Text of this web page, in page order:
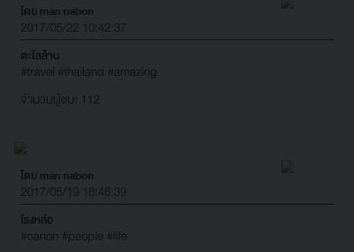
โดย man nabon
2017/05/22 10:42:37
ตะไลล้าน
#travel #thailand #amazing
จำนวนผู้ชม: 112
โดย man nabon
2017/05/19 18:46:39
โรงหล่อ
#canon #people #life